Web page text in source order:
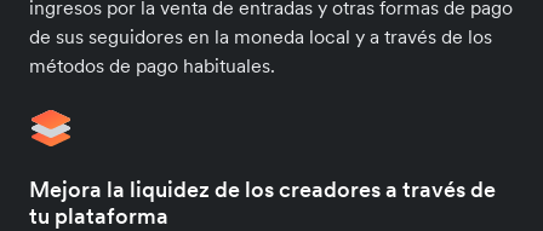
ingresos por la venta de entradas y otras formas de pago
de sus seguidores en la moneda local y a través de los
métodos de pago habituales.
Mejora la liquidez de los creadores a través de
tu plataforma